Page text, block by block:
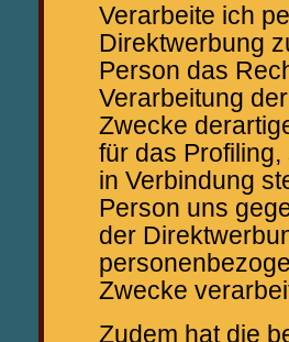
Verarbeite ich
Direktwerbung
Person das
Verarbeitung
Zwecke
für das
in Verbindung
Person uns
der
Zwecke
Zudem hat die